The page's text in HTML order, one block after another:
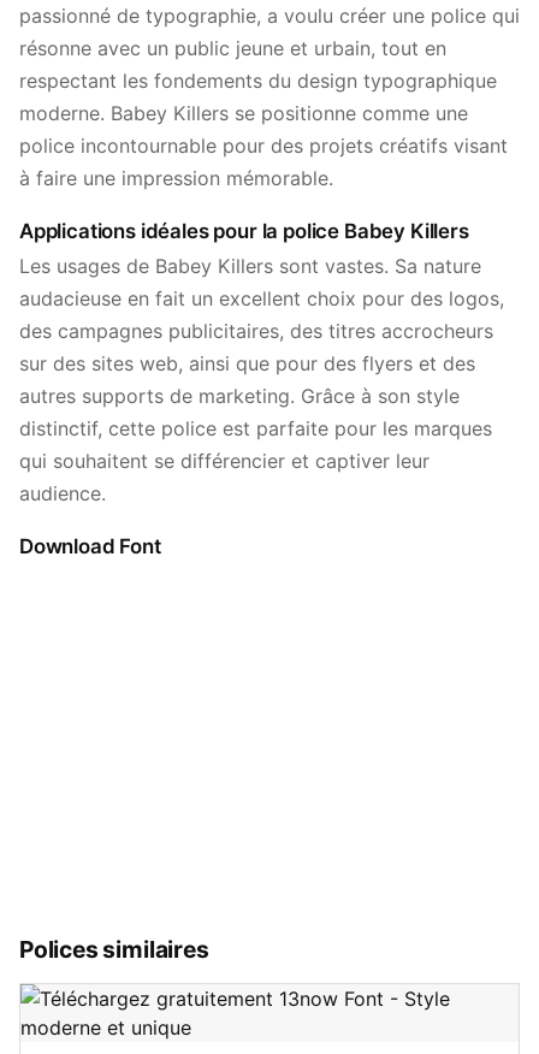
passionné de typographie, a voulu créer une police qui
résonne avec un public jeune et urbain, tout en
respectant les fondements du design typographique
moderne. Babey Killers se positionne comme une
police incontournable pour des projets créatifs visant
à faire une impression mémorable.
Applications idéales pour la police Babey Killers
Les usages de Babey Killers sont vastes. Sa nature
audacieuse en fait un excellent choix pour des logos,
des campagnes publicitaires, des titres accrocheurs
sur des sites web, ainsi que pour des flyers et des
autres supports de marketing. Grâce à son style
distinctif, cette police est parfaite pour les marques
qui souhaitent se différencier et captiver leur
audience.
Download Font
Polices similaires